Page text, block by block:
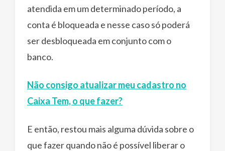
atendida em um determinado período, a
conta é bloqueada e nesse caso só poderá
ser desbloqueada em conjunto com o
banco.
Não consigo atualizar meu cadastro no
Caixa Tem, o que fazer?
E então, restou mais alguma dúvida sobre o
que fazer quando não é possível liberar o